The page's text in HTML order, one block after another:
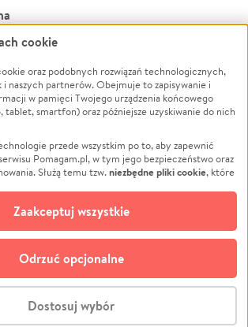
Powódź
Wichura
NGO
Edukacja
Podróż
Impreza
Ochrona środowiska
Biznes
© CROWDING SP. Z O.O.
cookie
oraz podobnych rozwiązań technologicznych,
i naszych partnerów. Obejmuje to zapisywanie i
w pamięci Twojego urządzenia końcowego
tablet, smartfon) oraz późniejsze uzyskiwanie do nich
przede wszystkim po to, aby zapewnić
Pomagam.pl, w tym jego bezpieczeństwo oraz
Służą temu tzw.niezbędne pliki cookie, które
opcjonalnych plików cookie
i retargetingowych. Możesz wyrazić
lub jej odmówić. W dowolnym momencie masz
preferencji na stronie „Zarządzaj zgodami cookie”,
w stopce serwisu Pomagam.pl. Opcjonalne pliki
są w następujących celach:
Pomagam.pl. Dzięki nim możemy zrozumieć, jak
z naszego serwisu – skąd trafiają do serwisu, jak
Dostosuj wybór
Odrzuć opcjonalne
Zaakceptuj wszystkie